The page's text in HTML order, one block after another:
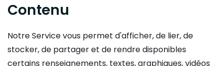
Contenu
Notre Service vous permet d'afficher, de lier, de
stocker, de partager et de rendre disponibles
certains renseignements, textes, graphiques, vidéos